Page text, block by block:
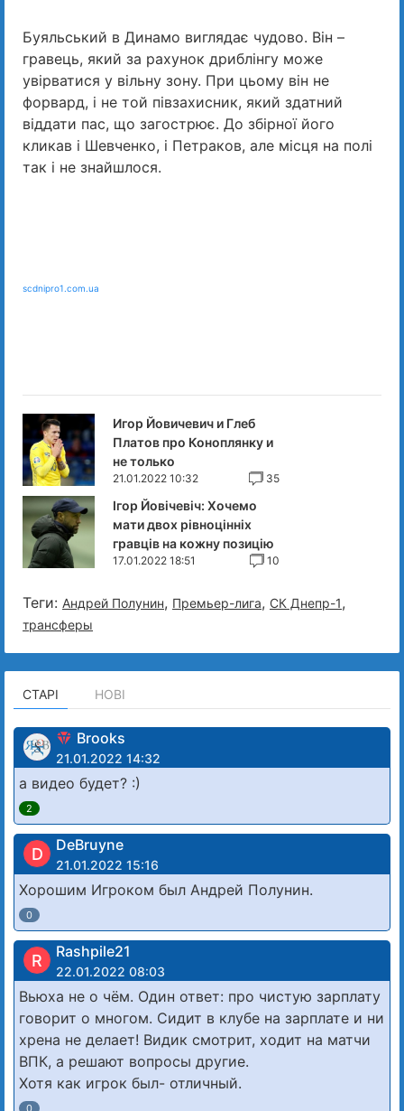
Буяльський в Динамо виглядає чудово. Він –
гравець, який за рахунок дриблінгу може
увірватися у вільну зону. При цьому він не
форвард, і не той півзахисник, який здатний
віддати пас, що загострює. До збірної його
кликав і Шевченко, і Петраков, але місця на полі
так і не знайшлося.
scdnipro1.com.ua
Игор Йовичевич и Глеб
Платов про Коноплянку и
не только
21.01.2022 10:32 35
Ігор Йовічевіч: Хочемо
мати двох рівноцінніх
гравців на кожну позицію
17.01.2022 18:51 10
Теги: Андрей Полунин, Премьер-лига, СК Днепр-1,
трансферы
СТАРІ НОВІ
Brooks
21.01.2022 14:32
а видео будет? :)
2
D DeBruyne
21.01.2022 15:16
Хорошим Игроком был Андрей Полунин.
0
R Rashpile21
22.01.2022 08:03
Вьюха не о чём. Один ответ: про чистую зарплату
говорит о многом. Сидит в клубе на зарплате и ни
хрена не делает! Видик смотрит, ходит на матчи
ВПК, а решают вопросы другие.
Хотя как игрок был- отличный.
0